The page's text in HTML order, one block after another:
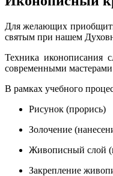
Для желающих
святым при нашем
Техника иконописания
современными
В рамках учебного
Рисунок (прорись)
Золочение
Живописный слой
Закрепление